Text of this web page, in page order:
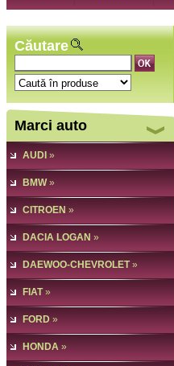
Căutare
Marci auto
AUDI »
BMW»
CITROEN »
DACIA LOGAN »
DAEWOO-CHEVROLET»
FIAT»
FORD »
HONDA »